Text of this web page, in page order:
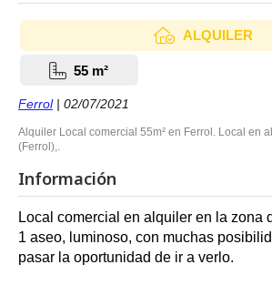
ALQUILER
55 m²
Ferrol| 02/07/2021
Alquiler Local comercial 55m² en Ferrol. Local en
(Ferrol),.
Información
Local comercial en alquiler en la zona
1 aseo, luminoso, con muchas
pasar la oportunidad de ir a verlo.